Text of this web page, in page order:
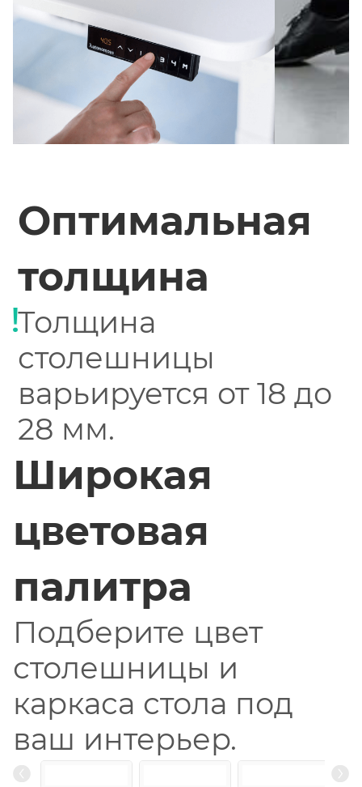
Оптимальная
толщина
Толщина
столешницы
варьируется от 18 до
28 мм.
Широкая
цветовая
палитра
Подберите цвет
столешницы и
каркаса стола под
ваш интерьер.